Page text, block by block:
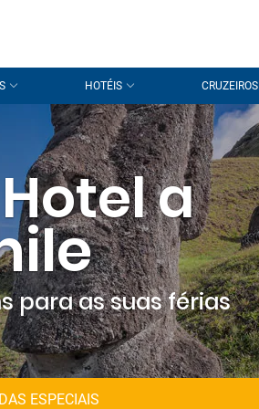
HOTÉIS CRUZEIROS
a
para as suas férias
ESPECIAIS